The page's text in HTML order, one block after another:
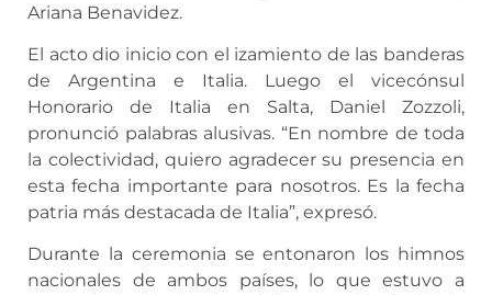
Ariana Benavidez.
El acto dio inicio con el izamiento de las banderas
de Argentina e Italia. Luego el vicecónsul
Honorario de Italia en Salta, Daniel Zozzoli,
pronunció palabras alusivas. “En nombre de toda
la colectividad, quiero agradecer su presencia en
esta fecha importante para nosotros. Es la fecha
patria más destacada de Italia”, expresó.
Durante la ceremonia se entonaron los himnos
nacionales de ambos países, lo que estuvo a